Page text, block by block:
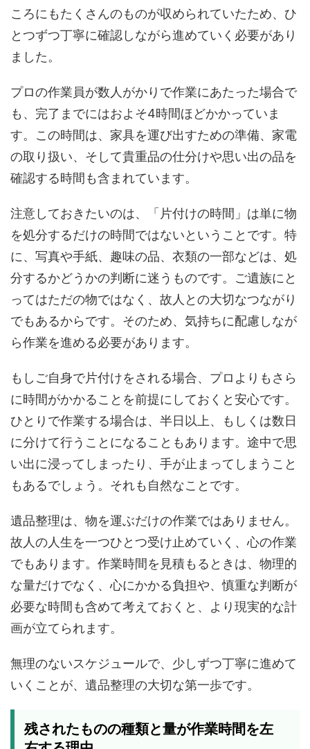
ころにもたくさんのものが収められていたため、ひ
とつずつ丁寧に確認しながら進めていく必要があり
ました。
プロの作業員が数人がかりで作業にあたった場合で
も、完了までにはおよそ4時間ほどかかっていま
す。この時間は、家具を運び出すための準備、家電
の取り扱い、そして貴重品の仕分けや思い出の品を
確認する時間も含まれています。
注意しておきたいのは、「片付けの時間」は単に物
を処分するだけの時間ではないということです。特
に、写真や手紙、趣味の品、衣類の一部などは、処
分するかどうかの判断に迷うものです。ご遺族にと
ってはただの物ではなく、故人との大切なつながり
でもあるからです。そのため、気持ちに配慮しなが
ら作業を進める必要があります。
もしご自身で片付けをされる場合、プロよりもさら
に時間がかかることを前提にしておくと安心です。
ひとりで作業する場合は、半日以上、もしくは数日
に分けて行うことになることもあります。途中で思
い出に浸ってしまったり、手が止まってしまうこと
もあるでしょう。それも自然なことです。
遺品整理は、物を運ぶだけの作業ではありません。
故人の人生を一つひとつ受け止めていく、心の作業
でもあります。作業時間を見積もるときは、物理的
な量だけでなく、心にかかる負担や、慎重な判断が
必要な時間も含めて考えておくと、より現実的な計
画が立てられます。
無理のないスケジュールで、少しずつ丁寧に進めて
いくことが、遺品整理の大切な第一歩です。
残されたものの種類と量が作業時間を左